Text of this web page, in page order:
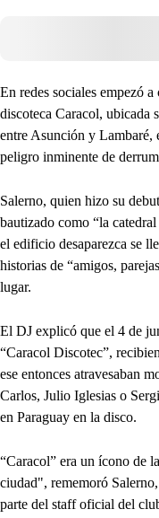
En redes sociales empezó
discoteca Caracol, ubicada
entre Asunción y Lambaré,
peligro inminente de
Salerno, quien hizo su
bautizado como “la
el edificio desaparezca se
historias de “amigos,
lugar.
El DJ explicó que el 4 de
“Caracol Discotec”,
ese entonces atravesaban
Carlos, Julio Iglesias o
en Paraguay en la disco.
“Caracol” era un ícono de
ciudad", rememoró
parte del staff oficial del